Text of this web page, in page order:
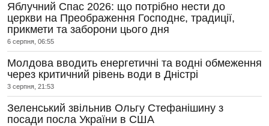
Яблучний Спас 2026: що потрібно нести до
церкви на Преображення Господнє, традиції,
прикмети та заборони цього дня
6 серпня, 06:55
Молдова вводить енергетичні та водні обмеження
через критичний рівень води в Дністрі
3 серпня, 21:53
Зеленський звільнив Ольгу Стефанішину з
посади посла України в США